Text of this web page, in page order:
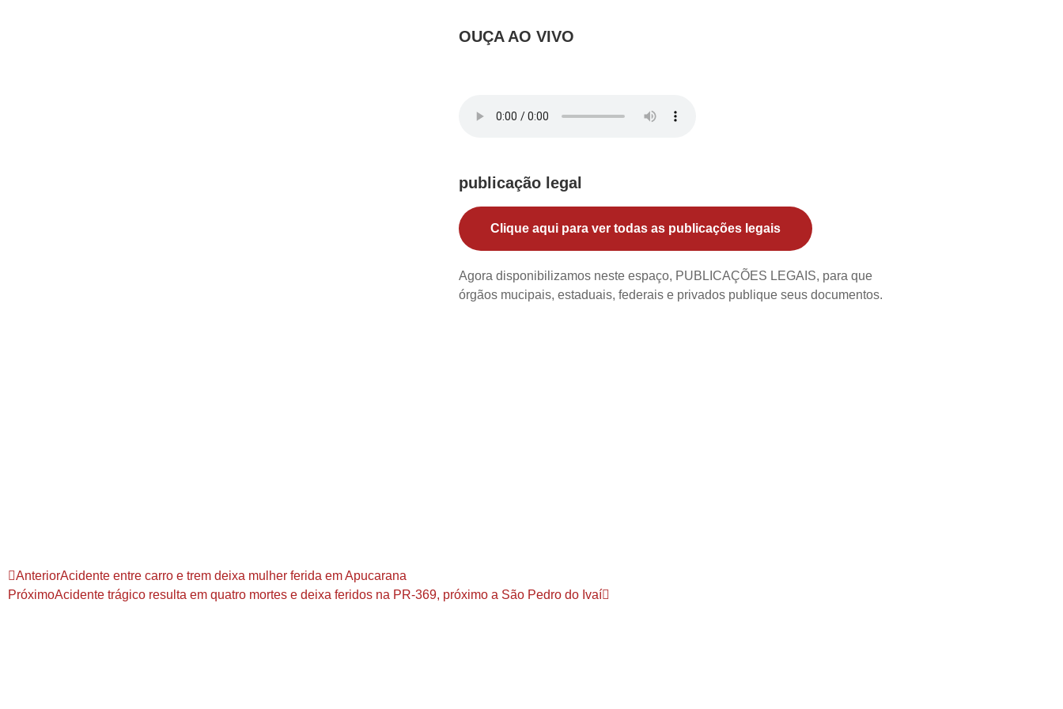
OUÇA AO VIVO
publicação legal
Clique aqui para ver todas as publicações legais
Agora disponibilizamos neste espaço, PUBLICAÇÕES LEGAIS, para que
órgãos mucipais, estaduais, federais e privados publique seus documentos.
AnteriorAcidente entre carro e trem deixa mulher ferida em Apucarana
PróximoAcidente trágico resulta em quatro mortes e deixa feridos na PR-369, próximo a São Pedro do Ivaí